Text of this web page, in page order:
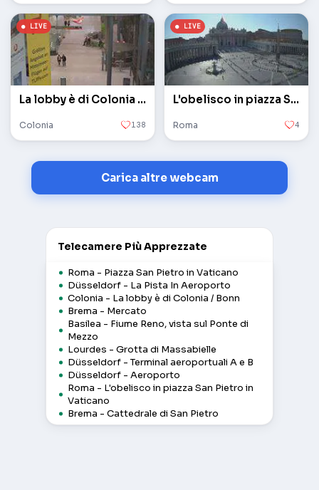
La lobby è di Colonia / Bonn
Colonia 138
L'obelisco in piazza San Pietro in Vaticano
Roma 4
Carica altre webcam
Telecamere Più Apprezzate
Roma - Piazza San Pietro in Vaticano
Düsseldorf - La Pista In Aeroporto
Colonia - La lobby è di Colonia / Bonn
Brema - Mercato
Basilea - Fiume Reno, vista sul Ponte di
Mezzo
Lourdes - Grotta di Massabielle
Düsseldorf - Terminal aeroportuali A e B
Düsseldorf - Aeroporto
Roma - L'obelisco in piazza San Pietro in
Vaticano
Brema - Cattedrale di San Pietro